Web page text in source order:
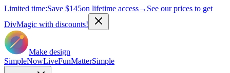
Limited time:Save $145on lifetime access→ See our prices to get
DivMagic with discounts!
Make design
SimpleNowLiveFunMatterSimple